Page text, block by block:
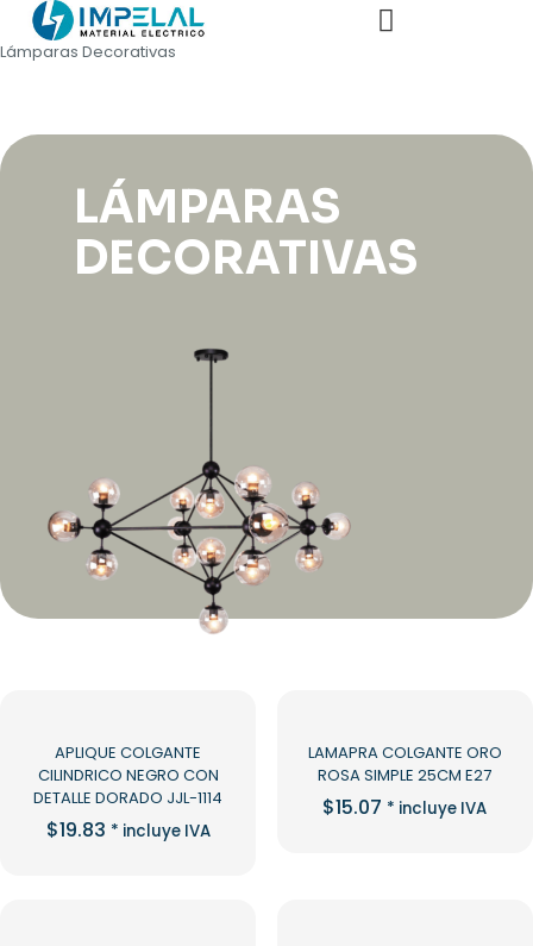
Lámparas Decorativas
LÁMPARAS
DECORATIVAS
APLIQUE COLGANTE
CILINDRICO NEGRO CON
DETALLE DORADO JJL-1114
$19.83 * incluye IVA
LAMAPRA COLGANTE ORO
ROSA SIMPLE 25CM E27
$15.07 * incluye IVA